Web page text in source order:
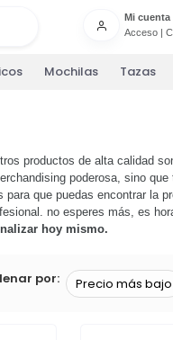
Mi cuenta
Acceso|
Mochilas Tazas
productos de alta calidad
poderosa, sino
que puedas encontrar la
no esperes más, es
hoy mismo.
por: Precio más bajo